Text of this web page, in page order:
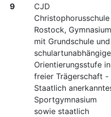
9
CJD
Christophorusschule
Rostock, Gymnasium
mit Grundschule und
Orientierungsstufe in
freier Trägerschaft -
Staatlich
Sportgymnasium
sowie staatlich